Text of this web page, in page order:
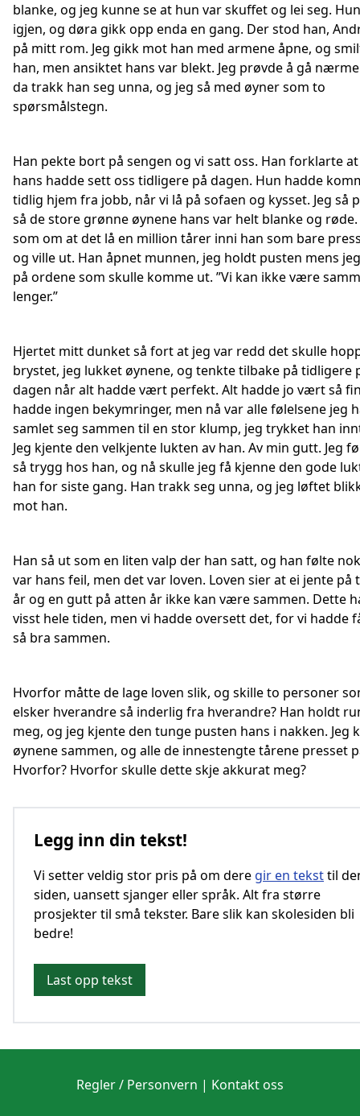
blanke, og jeg kunne se at hun var skuffet og lei seg.
igjen, og døra gikk opp enda en gang. Der stod han,
på mitt rom. Jeg gikk mot han med armene åpne, og
han, men ansiktet hans var blekt. Jeg prøvde å gå
da trakk han seg unna, og jeg så med øyner som to
spørsmålstegn.
Han pekte bort på sengen og vi satt oss. Han forklarte
hans hadde sett oss tidligere på dagen. Hun hadde
tidlig hjem fra jobb, når vi lå på sofaen og kysset. Jeg så
så de store grønne øynene hans var helt blanke og
som om at det lå en million tårer inni han som bare
og ville ut. Han åpnet munnen, jeg holdt pusten mens
på ordene som skulle komme ut. ”Vi kan ikke være
lenger.”
Hjertet mitt dunket så fort at jeg var redd det skulle
brystet, jeg lukket øynene, og tenkte tilbake på tidligere
dagen når alt hadde vært perfekt. Alt hadde jo vært så
hadde ingen bekymringer, men nå var alle følelsene jeg
samlet seg sammen til en stor klump, jeg trykket han
Jeg kjente den velkjente lukten av han. Av min gutt. Jeg
så trygg hos han, og nå skulle jeg få kjenne den gode
han for siste gang. Han trakk seg unna, og jeg løftet
mot han.
Han så ut som en liten valp der han satt, og han følte
var hans feil, men det var loven. Loven sier at ei jente på
år og en gutt på atten år ikke kan være sammen. Dette
visst hele tiden, men vi hadde oversett det, for vi hadde
så bra sammen.
Hvorfor måtte de lage loven slik, og skille to personer
elsker hverandre så inderlig fra hverandre? Han holdt
meg, og jeg kjente den tunge pusten hans i nakken. Jeg
øynene sammen, og alle de innestengte tårene presset
Hvorfor? Hvorfor skulle dette skje akkurat meg?
Legg inn din tekst!
Vi setter veldig stor pris på om dere gir en teksttil
siden, uansett sjanger eller språk. Alt fra større
prosjekter til små tekster. Bare slik kan skolesiden bli
bedre!
Last opp tekst
Regler / Personvern | Kontakt oss